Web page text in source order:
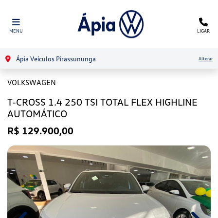
MENU LIGAR
Ápia Veículos Pirassununga Alterar
VOLKSWAGEN
T-CROSS 1.4 250 TSI TOTAL FLEX HIGHLINE
AUTOMÁTICO
R$ 129.900,00